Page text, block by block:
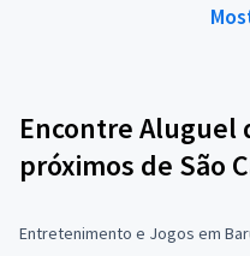
Encontre Aluguel
próximos de São
Entretenimento e Jogos em